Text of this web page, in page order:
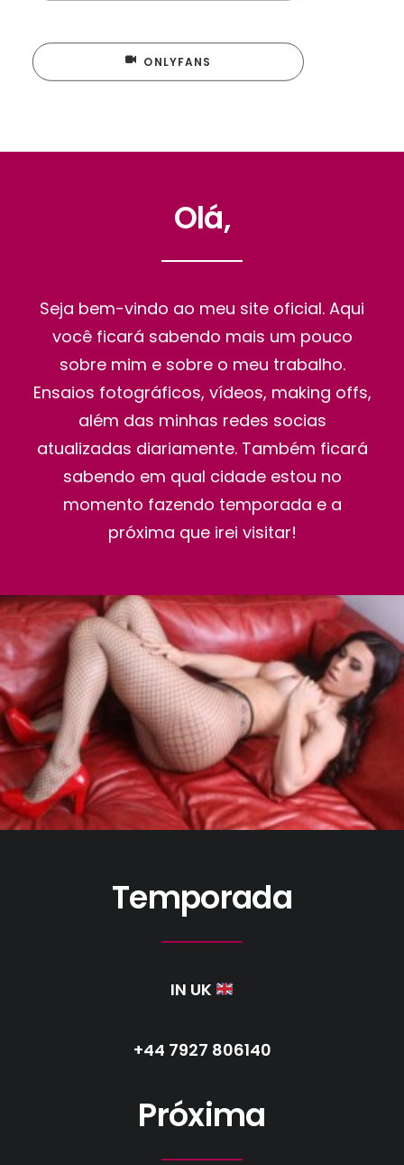
ONLYFANS
Olá,
Seja bem-vindo ao meu site oficial. Aqui
você ficará sabendo mais um pouco
sobre mim e sobre o meu trabalho.
Ensaios fotográficos, vídeos, making offs,
além das minhas redes socias
atualizadas diariamente. Também ficará
sabendo em qual cidade estou no
momento fazendo temporada e a
próxima que irei visitar!
Temporada
IN UK
+44 7927 806140
Próxima